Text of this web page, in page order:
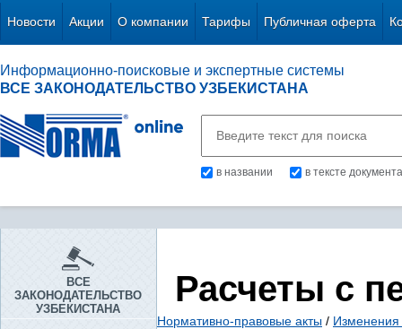
Новости Акции О компании Тарифы Публичная оферта
Информационно-поисковые и экспертные системы
ВСЕ ЗАКОНОДАТЕЛЬСТВО УЗБЕКИСТАНА
в названии в тексте документа
ВСЕ
ЗАКОНОДАТЕЛЬСТВО
УЗБЕКИСТАНА
Расчеты с
Нормативно-правовые акты / Изменения